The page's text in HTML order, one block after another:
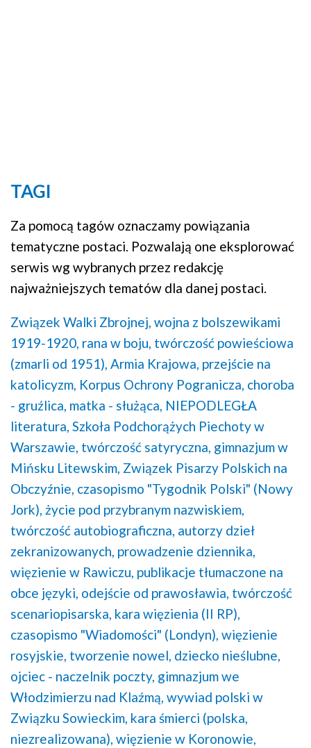
TAGI
Za pomocą tagów oznaczamy powiązania
tematyczne postaci. Pozwalają one eksplorować
serwis wg wybranych przez redakcję
najważniejszych tematów dla danej postaci.
Związek Walki Zbrojnej, wojna z bolszewikami
1919-1920, rana w boju, twórczość powieściowa
(zmarli od 1951), Armia Krajowa, przejście na
katolicyzm, Korpus Ochrony Pogranicza, choroba
- gruźlica, matka - służąca, NIEPODLEGŁA
literatura, Szkoła Podchorążych Piechoty w
Warszawie, twórczość satyryczna, gimnazjum w
Mińsku Litewskim, Związek Pisarzy Polskich na
Obczyźnie, czasopismo "Tygodnik Polski" (Nowy
Jork), życie pod przybranym nazwiskiem,
twórczość autobiograficzna, autorzy dzieł
zekranizowanych, prowadzenie dziennika,
więzienie w Rawiczu, publikacje tłumaczone na
obce języki, odejście od prawosławia, twórczość
scenariopisarska, kara więzienia (II RP),
czasopismo "Wiadomości" (Londyn), więzienie
rosyjskie, tworzenie nowel, dziecko nieślubne,
ojciec - naczelnik poczty, gimnazjum we
Włodzimierzu nad Klaźmą, wywiad polski w
Związku Sowieckim, kara śmierci (polska,
niezrealizowana), więzienie w Koronowie,